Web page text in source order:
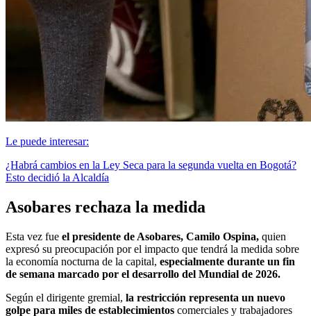
Le puede interesar:
¿Habrá cambios en la Ley Seca para la segunda vuelta en Bogotá?
Esto decidió la Alcaldía
Asobares rechaza la medida
Esta vez fue el presidente de Asobares, Camilo Ospina, quien
expresó su preocupación por el impacto que tendrá la medida sobre
la economía nocturna de la capital, especialmente durante un fin
de semana marcado por el desarrollo del Mundial de 2026.
Según el dirigente gremial, la restricción representa un nuevo
golpe para miles de establecimientos comerciales y trabajadores